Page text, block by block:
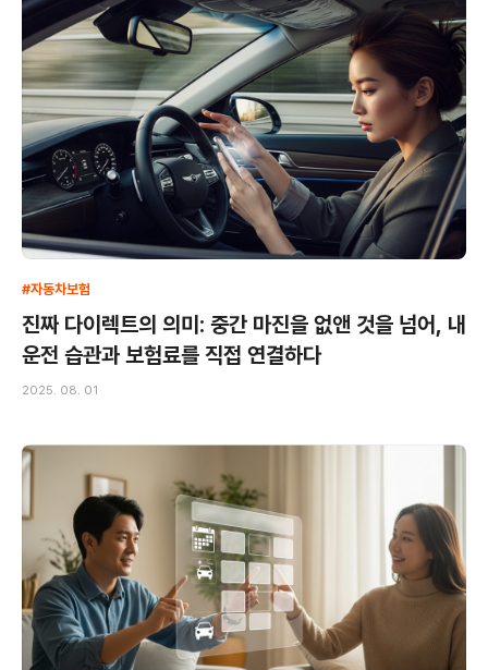
#자동차보험
진짜 다이렉트의 의미: 중간 마진을 없앤 것을 넘어, 내
운전 습관과 보험료를 직접 연결하다
2025. 08. 01